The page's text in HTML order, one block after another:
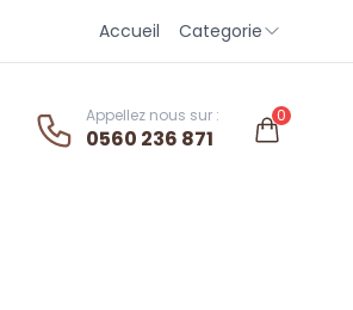
Accueil Categorie
Appellez nous sur :
0560 236 871
0